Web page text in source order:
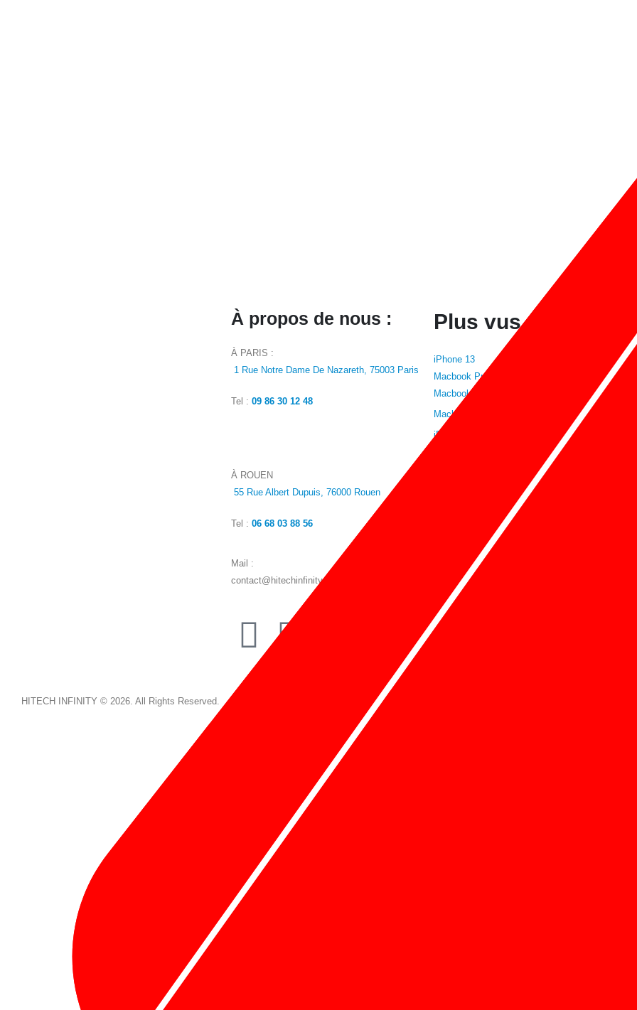
À propos de nous :
À PARIS :
1 Rue Notre Dame De Nazareth, 75003 Paris
Tel : 09 86 30 12 48
À ROUEN
55 Rue Albert Dupuis, 76000 Rouen
Tel : 06 68 03 88 56
Mail :
contact@hitechinfinity-store.com
Plus vus :
iPhone 13
Macbook Pro 2023
Macbook Air 2020
Macbook Air 2021
iPhone 12 Pro
HITECH INFINITY © 2026. All Rights Reserved.